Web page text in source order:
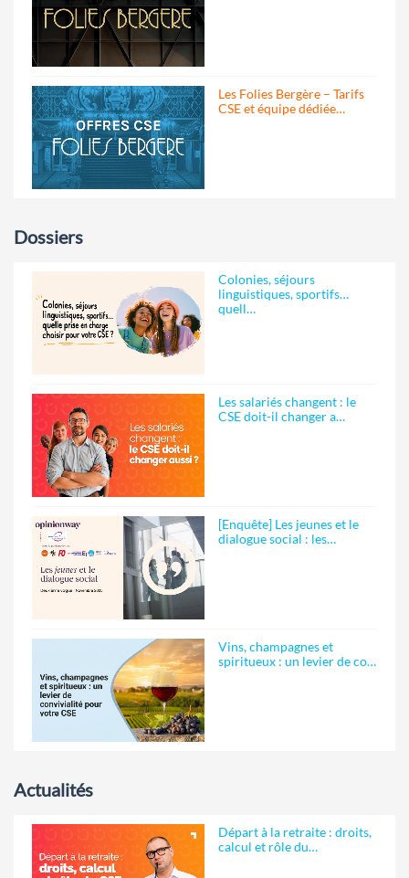
Les Folies Bergère – Tarifs
CSE et équipe dédiée…
Dossiers
Colonies, séjours
linguistiques, sportifs…
quell…
Les salariés changent : le
CSE doit-il changer a…
[Enquête] Les jeunes et le
dialogue social : les…
Vins, champagnes et
spiritueux : un levier de co…
Actualités
Départ à la retraite : droits,
calcul et rôle du…